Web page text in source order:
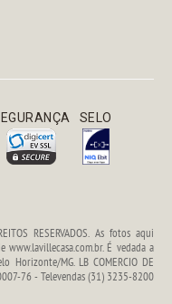
SELO
RESERVADOS. As fotos aqui
É vedada a
Horizonte/MG. LB COMERCIO DE
76 - Televendas (31) 3235-8200